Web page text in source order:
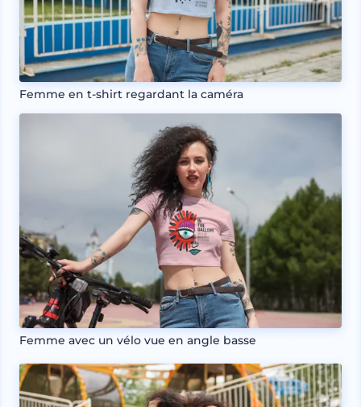
Femme en t-shirt regardant la caméra
Femme avec un vélo vue en angle basse